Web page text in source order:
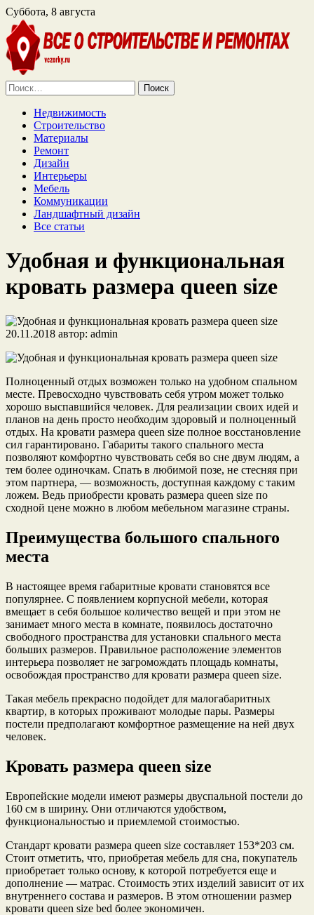
Суббота, 8 августа
Найти:
Недвижимость
Строительство
Материалы
Ремонт
Дизайн
Интерьеры
Мебель
Коммуникации
Ландшафтный дизайн
Все статьи
Удобная и функциональная
кровать размера queen size
20.11.2018 автор: admin
Полноценный отдых возможен только на удобном спальном
месте. Превосходно чувствовать себя утром может только
хорошо выспавшийся человек. Для реализации своих идей и
планов на день просто необходим здоровый и полноценный
отдых. На кровати размера queen size полное восстановление
сил гарантировано. Габариты такого спального места
позволяют комфортно чувствовать себя во сне двум людям, а
тем более одиночкам. Спать в любимой позе, не стесняя при
этом партнера, — возможность, доступная каждому с таким
ложем. Ведь приобрести кровать размера queen size по
сходной цене можно в любом мебельном магазине страны.
Преимущества большого спального
места
В настоящее время габаритные кровати становятся все
популярнее. С появлением корпусной мебели, которая
вмещает в себя большое количество вещей и при этом не
занимает много места в комнате, появилось достаточно
свободного пространства для установки спального места
больших размеров. Правильное расположение элементов
интерьера позволяет не загромождать площадь комнаты,
освобождая пространство для кровати размера queen size.
Такая мебель прекрасно подойдет для малогабаритных
квартир, в которых проживают молодые пары. Размеры
постели предполагают комфортное размещение на ней двух
человек.
Кровать размера queen size
Европейские модели имеют размеры двуспальной постели до
160 см в ширину. Они отличаются удобством,
функциональностью и приемлемой стоимостью.
Стандарт кровати размера queen size составляет 153*203 см.
Стоит отметить, что, приобретая мебель для сна, покупатель
приобретает только основу, к которой потребуется еще и
дополнение — матрас. Стоимость этих изделий зависит от их
внутреннего состава и размеров. В этом отношении размер
кровати queen size bed более экономичен.